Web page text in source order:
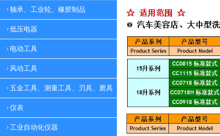
轴承、工业轮、橡胶制品
低压电器
电动工具
风动工具
五金工具、测量工具、刃具、磨具
仪表
工业自动化仪器